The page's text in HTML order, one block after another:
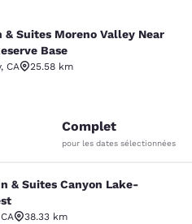
Moreno
& Suites Moreno Valley Near
Base
, CA
25.58 km
1061 commentaires
Complet
pour les dates sélectionnées
Canyon
& Suites Canyon Lake-
CA
38.33 km